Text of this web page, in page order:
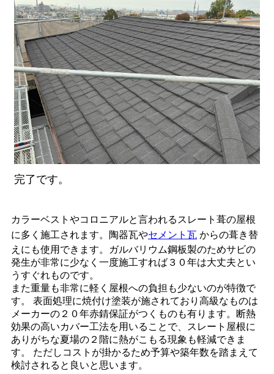
完了です。
カラーベストやコロニアルと言われるスレート葺の屋根
に多く施工されます。陶器瓦やセメント瓦からの葺き替
えにも使用できます。ガルバリウム鋼板製のためサビの
発生が非常に少なく一度施工すれば３０年は大丈夫とい
うすぐれものです。
また重量も非常に軽く屋根への負担も少ないのが特徴で
す。 表面処理に焼付け塗装が施されており高級なものは
メーカーの２０年赤錆保証がつくものも有ります。断熱
効果の高いカバー工法を用いることで、スレート屋根に
ありがちな夏場の２階に熱がこもる現象も軽減できま
す。 ただしコストが掛かるため予算や築年数を踏まえて
検討されると良いと思います。